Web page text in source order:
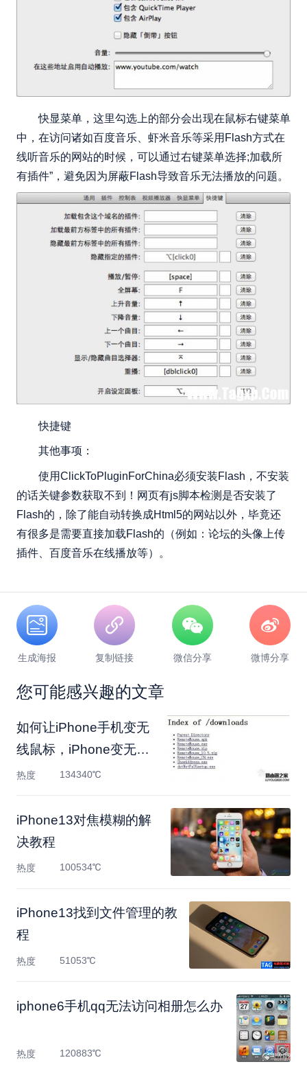
快显菜单，这里勾选上的部分会出现在鼠标右键菜单
中，在访问诸如百度音乐、虾米音乐等采用Flash方式在
线听音乐的网站的时候，可以通过右键菜单选择;加载所
有插件”，避免因为屏蔽Flash导致音乐无法播放的问题。
快捷键
其他事项：
使用ClickToPluginForChina必须安装Flash，不安装
的话关键参数获取不到！网页有js脚本检测是否安装了
Flash的，除了能自动转换成Html5的网站以外，毕竟还
有很多是需要直接加载Flash的（例如：论坛的头像上传
插件、百度音乐在线播放等）。
生成海报 复制链接 微信分享 微博分享
您可能感兴趣的文章
如何让iPhone手机变无
线鼠标，iPhone变无线
鼠标操
热度 134340℃
iPhone13对焦模糊的解
决教程
热度 100534℃
​iPhone13找到文件管理的教
程
热度 51053℃
iphone6手机qq无法访问相册怎么办
热度 120883℃